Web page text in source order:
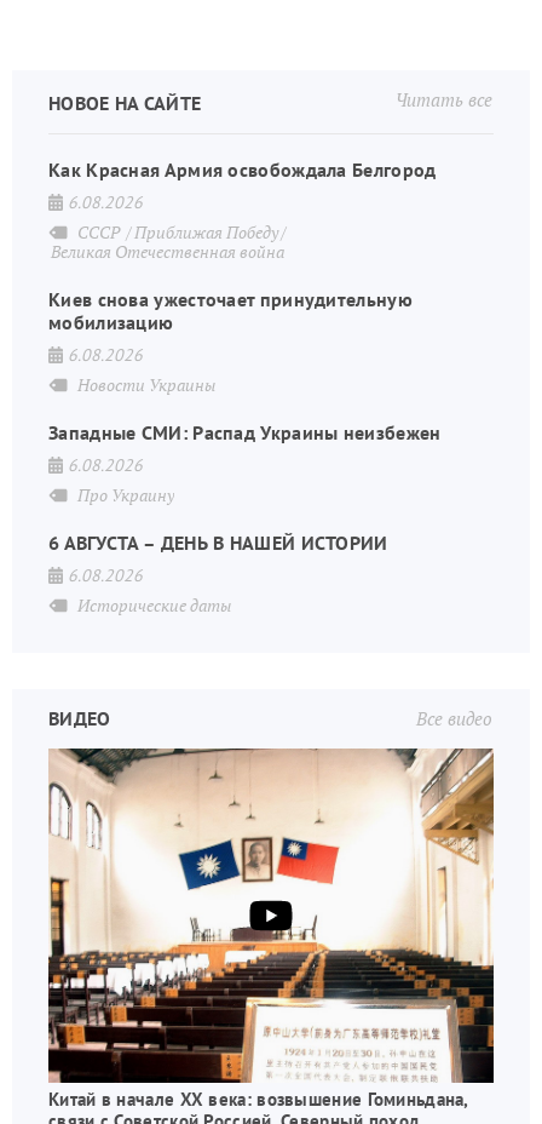
Читать все
НОВОЕ НА САЙТЕ
Как Красная Армия освобождала Белгород
6.08.2026
СССР Приближая Победу
Великая Отечественная война
Киев снова ужесточает принудительную
мобилизацию
6.08.2026
Новости Украины
Западные СМИ: Распад Украины неизбежен
6.08.2026
Про Украину
6 АВГУСТА – ДЕНЬ В НАШЕЙ ИСТОРИИ
6.08.2026
Исторические даты
Все видео
ВИДЕО
Китай в начале XX века: возвышение Гоминьдана,